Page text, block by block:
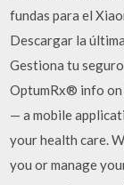
fundas para el
Descargar la
Gestiona tu
OptumRx® info
— a mobile
your health care.
you or manage